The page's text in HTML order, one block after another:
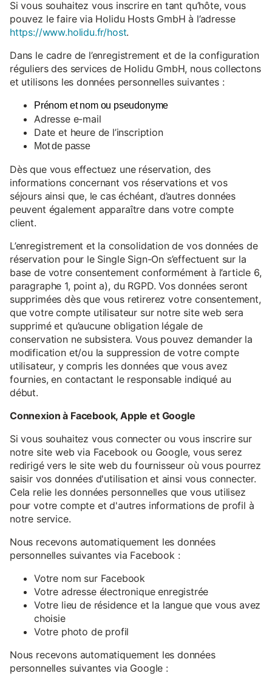
Si vous souhaitez vous inscrire en tant qu’hôte, vous
pouvez le faire via Holidu Hosts GmbH à l’adresse
https://www.holidu.fr/host.
Dans le cadre de l’enregistrement et de la configuration
réguliers des services de Holidu GmbH, nous collectons
et utilisons les données personnelles suivantes :
Prénom et nom ou pseudonyme
Adresse e-mail
Date et heure de l’inscription
Mot de passe
Dès que vous effectuez une réservation, des
informations concernant vos réservations et vos
séjours ainsi que, le cas échéant, d’autres données
peuvent également apparaître dans votre compte
client.
L’enregistrement et la consolidation de vos données de
réservation pour le Single Sign-On s’effectuent sur la
base de votre consentement conformément à l’article 6,
paragraphe 1, point a), du RGPD. Vos données seront
supprimées dès que vous retirerez votre consentement,
que votre compte utilisateur sur notre site web sera
supprimé et qu’aucune obligation légale de
conservation ne subsistera. Vous pouvez demander la
modification et/ou la suppression de votre compte
utilisateur, y compris les données que vous avez
fournies, en contactant le responsable indiqué au
début.
Connexion à Facebook, Apple et Google
Si vous souhaitez vous connecter ou vous inscrire sur
notre site web via Facebook ou Google, vous serez
redirigé vers le site web du fournisseur où vous pourrez
saisir vos données d'utilisation et ainsi vous connecter.
Cela relie les données personnelles que vous utilisez
pour votre compte et d'autres informations de profil à
notre service.
Nous recevons automatiquement les données
personnelles suivantes via Facebook :
Votre nom sur Facebook
Votre adresse électronique enregistrée
Votre lieu de résidence et la langue que vous avez
choisie
Votre photo de profil
Nous recevons automatiquement les données
personnelles suivantes via Google :